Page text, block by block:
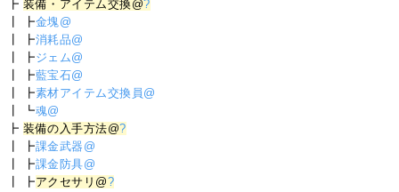
┣装備・アイテム交換@?
┃ ┣金塊@
┃ ┣消耗品@
┃ ┣ジェム@
┃ ┣藍宝石@
┃ ┣素材アイテム交換員@
┃ ┗魂@
┣装備の入手方法@?
┃ ┣課金武器@
┃ ┣課金防具@
┃ ┣アクセサリ@?